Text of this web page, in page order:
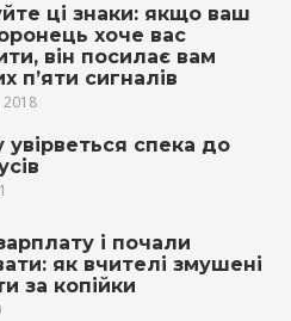
ці знаки: якщо ваш
хоче вас
він посилає вам
п’яти сигналів
2018
увірветься спека до
і почали
як вчителі змушені
за копійки